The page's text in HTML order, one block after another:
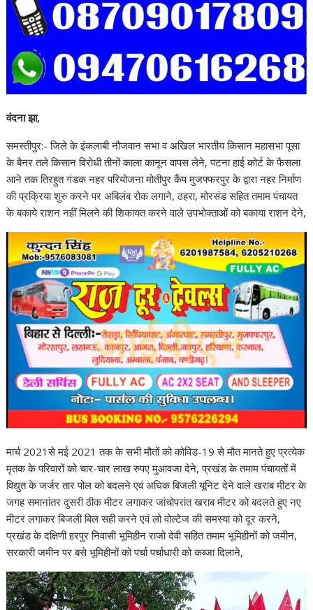
वंदना झा,
समस्तीपुर:- जिले के इंकलाबी नौजवान सभा व अखिल भारतीय किसान महासभा पूसा
के बैनर तले किसान विरोधी तीनों काला कानून वापस लेने, पटना हाई कोर्ट के फैसला
आने तक तिरहुत गंडक नहर परियोजना मोतीपुर कैंप मुजफ्फरपुर के द्वारा नहर निर्माण
की प्रक्रिया शुरु करने पर अबिलंब रोक लगाने, ठहरा, मोरसंड सहित तमाम पंचायत
के बकाये राशन नहीं मिलने की‌ शिकायत करने वाले उपभोक्ताओं को बकाया राशन देने,
मार्च 2021से म‌ई 2021 तक के सभी मौतों को कोविड-19 से मौत मानते हुए प्रत्येक
मृतक के परिवारों को चार-चार लाख रुपए मुआवजा देने, प्रखंड के तमाम पंचायतों में
विद्युत के जर्जर तार पोल को बदलने एवं अधिक बिजली यूनिट देने वाले खराब मीटर के
जगह समानांतर दुसरी ठीक मीटर लगाकर जांचोपरांत खराब मीटर को बदलते हुए नए
मीटर लगाकर बिजली बिल सही करने एवं लो वोल्टेज की समस्या को दूर करने,
प्रखंड के दक्षिणी हरपुर निवासी भूमिहीन राजो देवी सहित तमाम भूमिहीनों को जमीन,
सरकारी जमीन पर बसे भूमिहीनों को पर्चा पर्चाधारी को कब्जा दिलाने,